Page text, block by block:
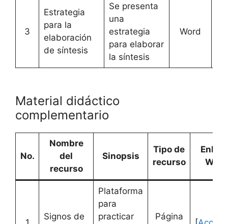
3
Estrategia
para la
elaboración
de síntesis
Se presenta
una
estrategia
para elaborar
la síntesis
Word
Material didáctico
complementario
No.
Nombre
del
recurso
Sinopsis
Tipo de
recurso
Web
Signos de
Plataforma
para
practicar
Página